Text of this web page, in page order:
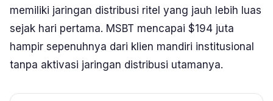
memiliki jaringan distribusi ritel yang jauh lebih luas
sejak hari pertama. MSBT mencapai $194 juta
hampir sepenuhnya dari klien mandiri institusional
tanpa aktivasi jaringan distribusi utamanya.